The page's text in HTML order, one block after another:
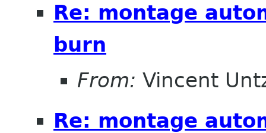
Re: montage
burn
From: Vincent
Re: montage